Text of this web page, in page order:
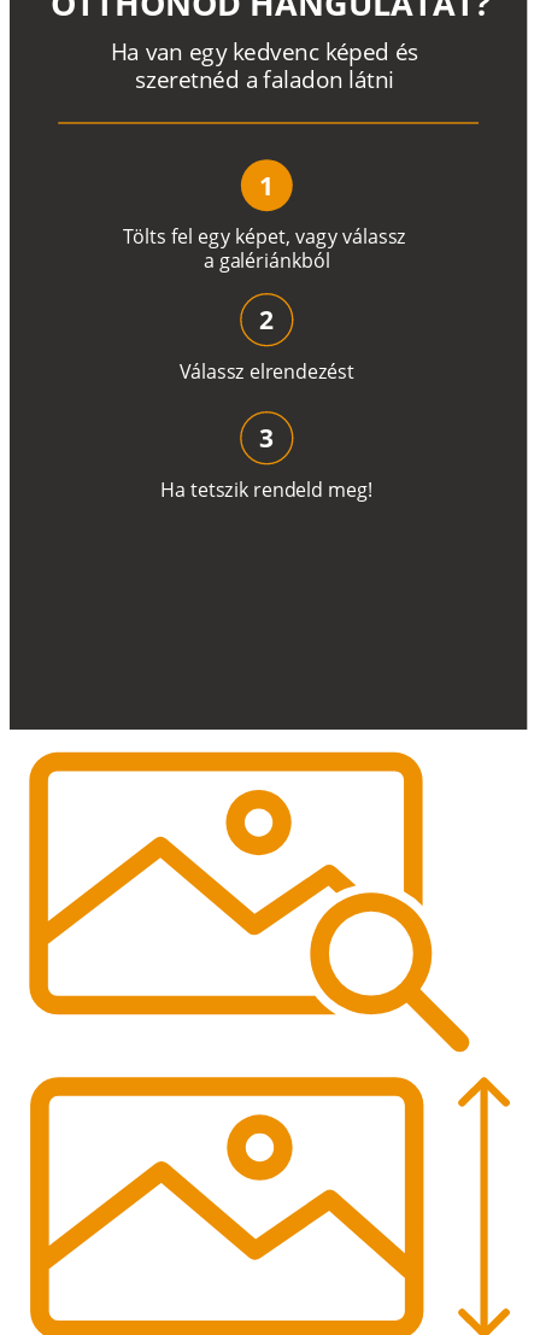
Tölts fel egy képet, vagyválassz
a galériánkból
Ha van egy kedvenc képed és
szeretnéd a faladon látni
1
Válassz elrendezést
2
Ha tetszik rendeld meg!
3